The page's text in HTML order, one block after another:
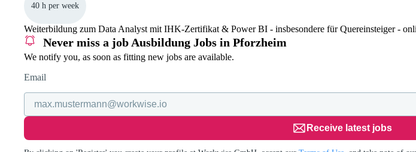
40 h per week
Weiterbildung zum Data Analyst mit IHK-Zertifikat & Power BI - insbesondere für Quereinsteiger -
Never miss a job Ausbildung Jobs in Pforzheim
We notify you, as soon as fitting new jobs are available.
Email
Receive latest jobs